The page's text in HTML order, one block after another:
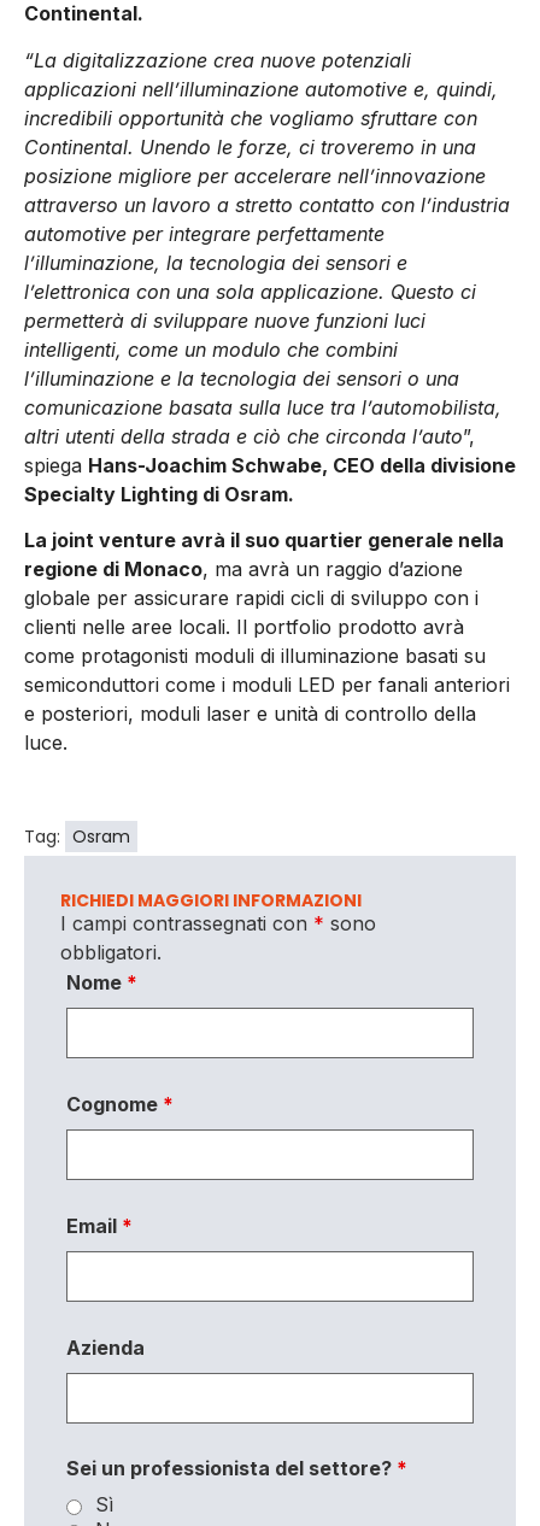
Continental.
“La digitalizzazione crea nuove potenziali
applicazioni nell’illuminazione automotive e, quindi,
incredibili opportunità che vogliamo sfruttare con
Continental. Unendo le forze, ci troveremo in una
posizione migliore per accelerare nell’innovazione
attraverso un lavoro a stretto contatto con l’industria
automotive per integrare perfettamente
l’illuminazione, la tecnologia dei sensori e
l’elettronica con una sola applicazione. Questo ci
permetterà di sviluppare nuove funzioni luci
intelligenti, come un modulo che combini
l’illuminazione e la tecnologia dei sensori o una
comunicazione basata sulla luce tra l’automobilista,
altri utenti della strada e ciò che circonda l’auto”,
spiega Hans-Joachim Schwabe, CEO della divisione
Specialty Lighting di Osram.
La joint venture avrà il suo quartier generale nella
regione di Monaco, ma avrà un raggio d’azione
globale per assicurare rapidi cicli di sviluppo con i
clienti nelle aree locali. Il portfolio prodotto avrà
come protagonisti moduli di illuminazione basati su
semiconduttori come i moduli LED per fanali anteriori
e posteriori, moduli laser e unità di controllo della
luce.
Tag: Osram
RICHIEDI MAGGIORI INFORMAZIONI
I campi contrassegnati con * sono
obbligatori.
Nome *
Cognome *
Email *
Azienda
Sei un professionista del settore? *
Sì